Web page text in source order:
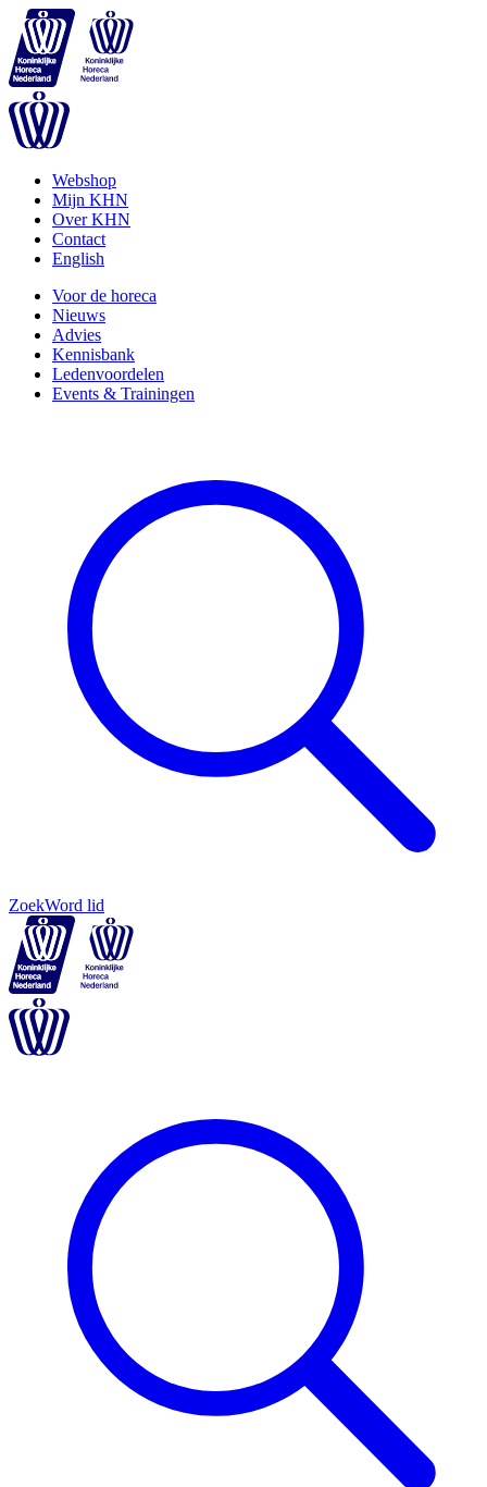
Webshop
Mijn KHN
Over KHN
Contact
English
Voor de horeca
Nieuws
Advies
Kennisbank
Ledenvoordelen
Events & Trainingen
ZoekWord lid